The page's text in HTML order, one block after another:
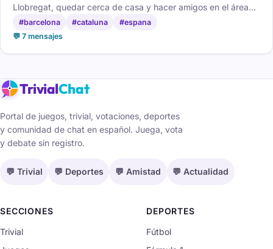
Llobregat, quedar cerca de casa y hacer amigos en el área
de Barcelona.
#barcelona #cataluna
#espana
💬 7 mensajes
TrivialChat
Portal de juegos, trivial, votaciones, deportes
y comunidad de chat en español. Juega, vota
y debate sin registro.
💬 Trivial 💬 Deportes 💬 Amistad 💬 Actualidad
SECCIONES
Trivial
DEPORTES
Fútbol